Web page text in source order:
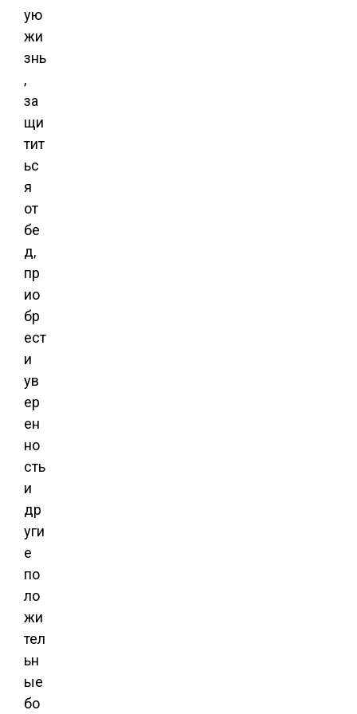
ую
жи
знь
,
за
щи
тит
ьс
я
от
бе
д,
пр
ио
бр
ест
и
ув
ер
ен
но
сть
и
др
уги
е
по
ло
жи
тел
ьн
ые
бо